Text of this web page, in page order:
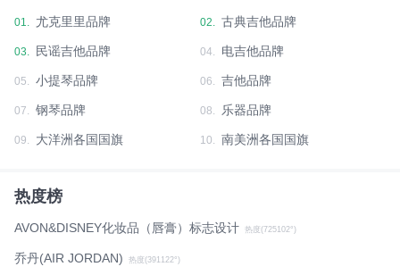
01. 尤克里里品牌 02. 古典吉他品牌
03. 民谣吉他品牌 04. 电吉他品牌
05. 小提琴品牌 06. 吉他品牌
07. 钢琴品牌 08. 乐器品牌
09. 大洋洲各国国旗 10. 南美洲各国国旗
热度榜
AVON&DISNEY化妆品（唇膏）标志设计 热度(725102°)
乔丹(AIR JORDAN) 热度(391122°)